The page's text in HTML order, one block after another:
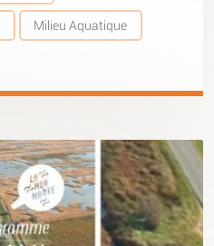
Milieu Aquatique